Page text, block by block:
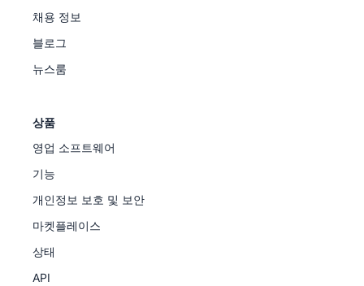
채용 정보
블로그
뉴스룸
상품
영업 소프트웨어
기능
개인정보 보호 및 보안
마켓플레이스
상태
API